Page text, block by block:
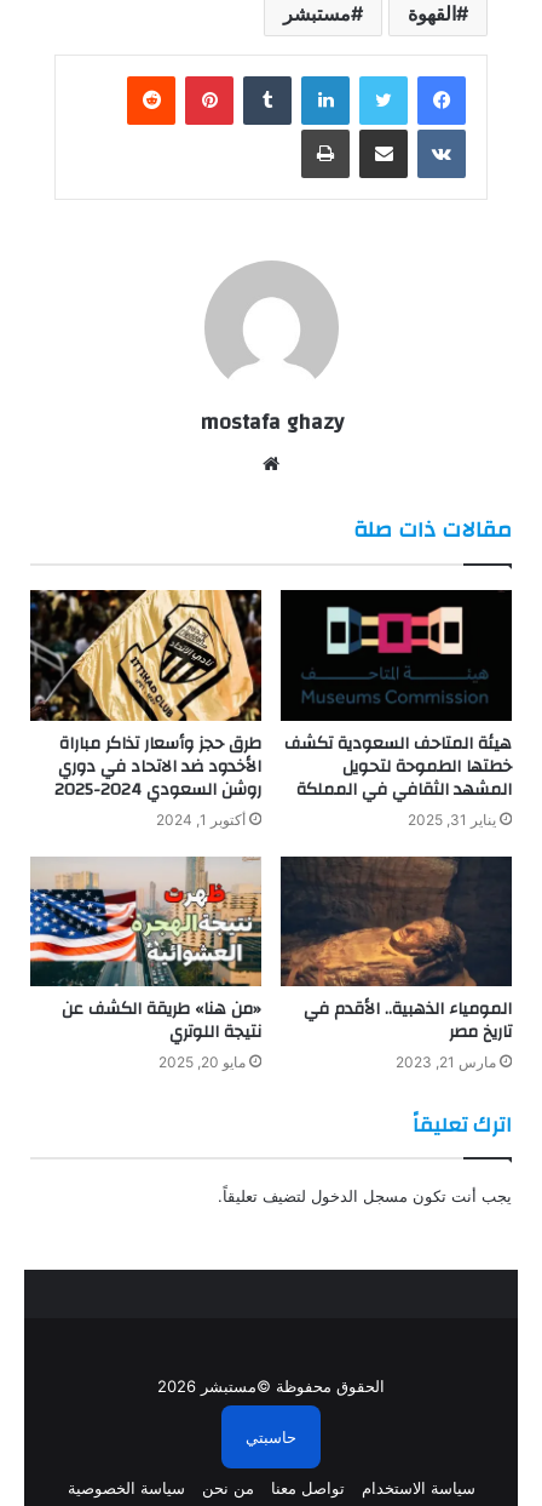
القهوة مستبشر
لينكدإن بينتيريست
مشاركة عبر البريد طباعة
mostafa ghazy
مقالات ذات صلة
هيئة المتاحف السعودية تكشف
خطتها الطموحة لتحويل
المشهد الثقافي في المملكة
يناير 31, 2025
طرق حجز وأسعار تذاكر مباراة
الأخدود ضد الاتحاد في دوري
روشن السعودي 2024-2025
أكتوبر 1, 2024
المومياء الذهبية.. الأقدم في
تاريخ مصر
مارس 21, 2023
«من هنا» طريقة الكشف عن
نتيجة اللوتري
مايو 20, 2025
اترك تعليقاً
يجب أنت تكون مسجل الدخول لتضيف تعليقاً.
الحقوق محفوظة ©مستبشر 2026
حاسبتي
سياسة الاستخدام تواصل معنا من نحن سياسة الخصوصية